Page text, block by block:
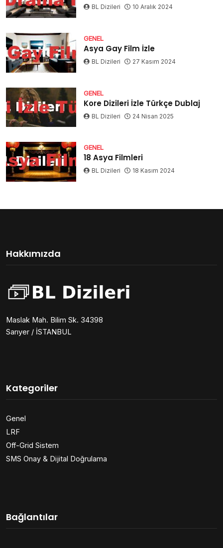
BL Dizileri 10 Aralık 2024
GENEL
Asya Gay Film İzle
BL Dizileri 27 Kasım 2024
GENEL
Kore Dizileri İzle Türkçe Dublaj
BL Dizileri 24 Nisan 2025
GENEL
18 Asya Filmleri
BL Dizileri 18 Kasım 2024
Hakkımızda
Maslak Mah. Bilim Sk. 34398
Sarıyer / İSTANBUL
Kategoriler
Genel
LRF
Off-Grid Sistem
SMS Onay & Dijital Doğrulama
Bağlantılar